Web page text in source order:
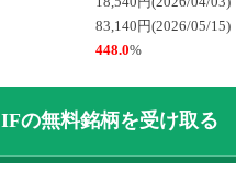
83,140円(2026/05/15)
448.0%
IFの無料銘柄を受け取る